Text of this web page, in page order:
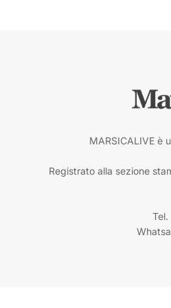
MARSICALIVE è
Registrato alla sezione